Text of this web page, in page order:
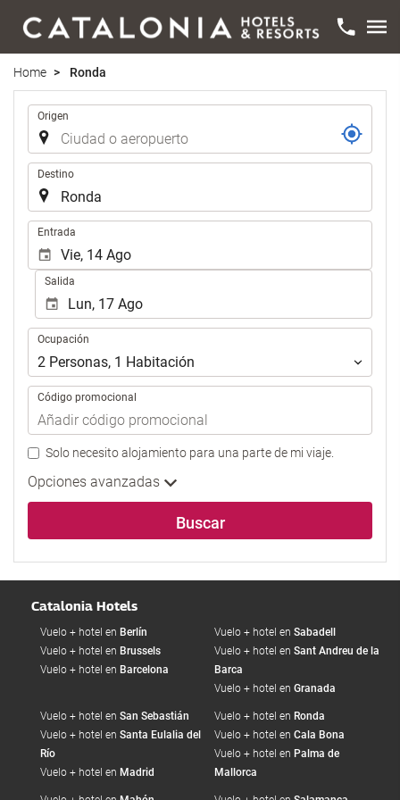
Home Ronda
Trayecto
Origen
Destino
Entrada
Salida
Ocupación
Ocupación
2 Personas, 1 Habitación
Código promocional
Solo necesito alojamiento para una parte de mi viaje.
Opciones avanzadas
Buscar
Catalonia Hotels
Vuelo + hotel en Berlín
Vuelo + hotel en Brussels
Vuelo + hotel en Barcelona
Vuelo + hotel en Sabadell
Vuelo + hotel en Sant Andreu de la
Barca
Vuelo + hotel en Granada
Vuelo + hotel en San Sebastián
Vuelo + hotel en Santa Eulalia del
Río
Vuelo + hotel en Madrid
Vuelo + hotel en Ronda
Vuelo + hotel en Cala Bona
Vuelo + hotel en Palma de
Mallorca